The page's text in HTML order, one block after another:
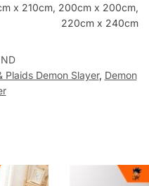
x 210cm, 200cm x 200cm,
220cm x 240cm
ND
Plaids Demon Slayer, Demon